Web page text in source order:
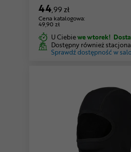
44,99 zł
Cena katalogowa:
49,90 zł
U Ciebiewe wtorek!
Dostępny również
Sprawdź dostępność w